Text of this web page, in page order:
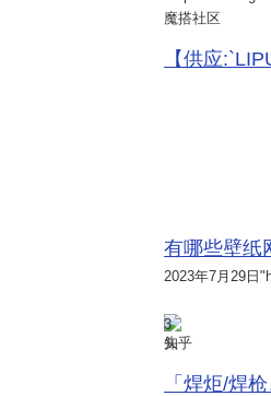
魔搭社区
【供应
有哪些壁纸
2023年7月29日
3
知乎
「焊炬/焊